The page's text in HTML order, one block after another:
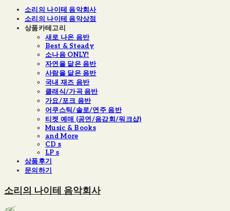
소리의 나이테 음악회사
소리의 나이테 음악상점
상품카테고리
새로 나온 음반
Best & Steady
소나음 ONLY!
자연을 닮은 음반
사람을 닮은 음반
국내 재즈 음반
클래식/가곡 음반
가요/포크 음반
어쿠스틱/솔로/연주 음반
티켓 예매 (공연/음감회/워크샵)
Music & Books
and More
CD s
LP s
상품후기
문의하기
소리의 나이테 음악회사